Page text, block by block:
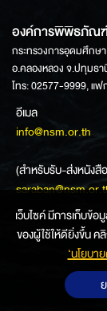
องค์การพิพิธภัณ
กระทรวงการอุดมศึกษ
อ.คลองหลวง จ.ปทุมธ
โทร: 02577-9999, แ
อีเมล
info@nsm.or.th
(สำหรับรับ-ส่งหนังสื
เว็บไซค์ มีการเก็บข้
ของผู้ใช้ให้ดียิ่งขึ้น ค
‘นโยบา